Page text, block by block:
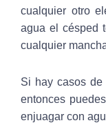
cualquier otro
agua el césped
cualquier
Si hay casos de
entonces
enjuagar con